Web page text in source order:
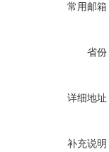
常用邮箱
省份
详细地址
补充说明